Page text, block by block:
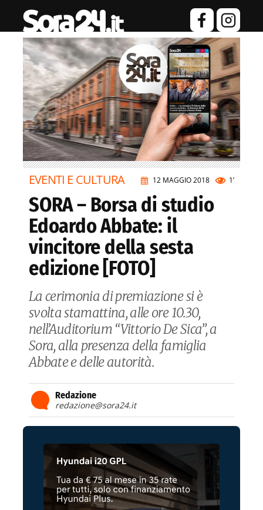
12 MAGGIO 2018 1’
EVENTI E CULTURA
SORA – Borsa di studio
Edoardo Abbate: il
vincitore della sesta
edizione [FOTO]
La cerimonia di premiazione si è
svolta stamattina, alle ore 10.30,
nell’Auditorium “Vittorio De Sica”, a
Sora, alla presenza della famiglia
Abbate e delle autorità.
Redazione
redazione@sora24.it